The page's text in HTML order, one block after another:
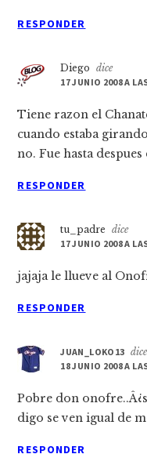
RESPONDER
Diego
dice
17 JUNIO 2008 A
Tiene razon el
cuando estaba
no. Fue hasta
RESPONDER
tu_padre
dice
17 JUNIO 2008 A
jajaja le llueve al
RESPONDER
JUAN_LOKO13 dice
18 JUNIO 2008 A
Pobre don
digo se ven igual de
RESPONDER